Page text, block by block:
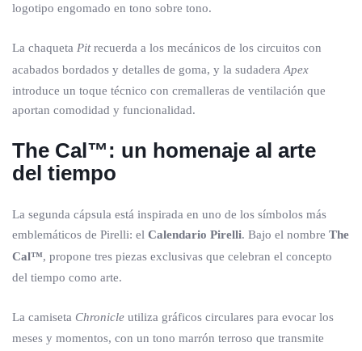
logotipo engomado en tono sobre tono.
La chaqueta Pitrecuerda a los mecánicos de los circuitos con
acabados bordados y detalles de goma, y la sudadera Apex
introduce un toque técnico con cremalleras de ventilación que
aportan comodidad y funcionalidad.
The Cal™: un homenaje al arte
del tiempo
La segunda cápsula está inspirada en uno de los símbolos más
emblemáticos de Pirelli: el Calendario Pirelli. Bajo el nombre The
Cal™, propone tres piezas exclusivas que celebran el concepto
del tiempo como arte.
La camiseta Chronicle utiliza gráficos circulares para evocar los
meses y momentos, con un tono marrón terroso que transmite